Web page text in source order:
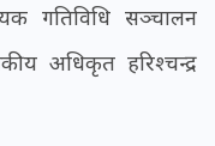
गतिविधि सञ्चालन
अधिकृत हरिश्चन्द्र